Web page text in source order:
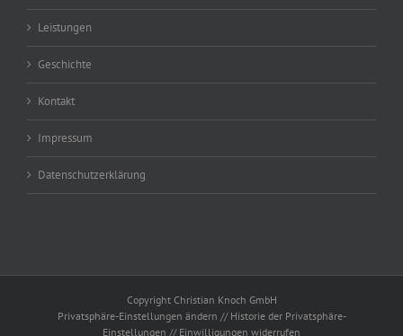
Leistungen
Geschichte
Kontakt
Impressum
Datenschutzerklärung
Copyright Christian Knoch GmbH
Privatsphäre-Einstellungen ändern // Historie der Privatsphäre-
Einstellungen // Einwilligungen widerrufen